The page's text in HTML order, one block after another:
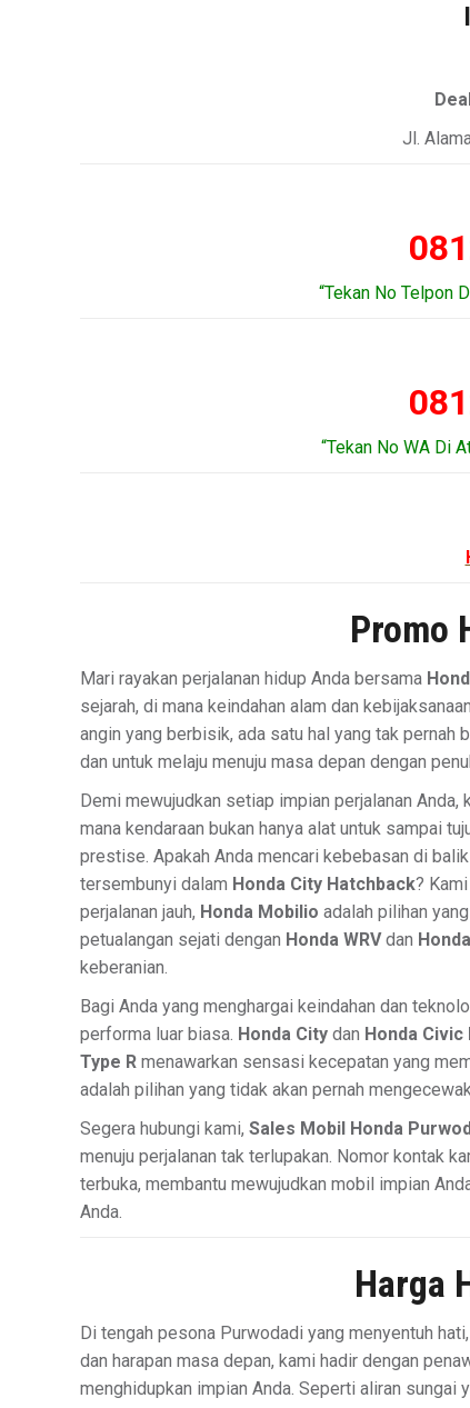
Jl.
“Tekan No Telpon
“Tekan No WA Di
Promo
Mari rayakan perjalanan hidup Anda bersama
sejarah, di mana keindahan alam dan
angin yang berbisik, ada satu hal yang tak pernah
dan untuk melaju menuju masa depan dengan
Demi mewujudkan setiap impian perjalanan Anda,
mana kendaraan bukan hanya alat untuk sampai
prestise. Apakah Anda mencari kebebasan di
tersembunyi dalam Honda City Hatchback?
perjalanan jauh, Honda Mobilio adalah pilihan
petualangan sejati dengan Honda WRVdan
keberanian.
Bagi Anda yang menghargai keindahan dan
performa luar biasa. Honda City dan Honda Civic
Type R menawarkan sensasi kecepatan yang
adalah pilihan yang tidak akan pernah
Segera hubungi kami, Sales Mobil Honda
menuju perjalanan tak terlupakan. Nomor kontak
terbuka, membantu mewujudkan mobil impian
Anda.
Harga
Di tengah pesona Purwodadi yang menyentuh
dan harapan masa depan, kami hadir dengan
menghidupkan impian Anda. Seperti aliran sungai